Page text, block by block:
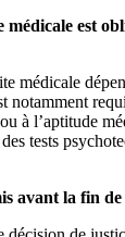
est
médicale
notamment
à l’aptitude
tests
avant la fin de